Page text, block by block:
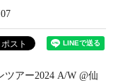
アー2024 A/W @仙